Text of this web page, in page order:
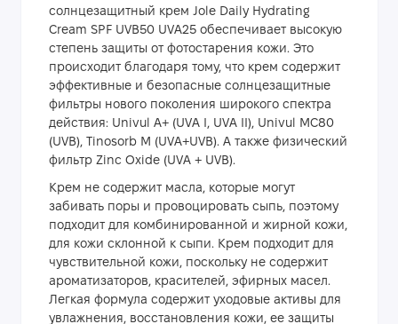
солнцезащитный крем Jole Daily Hydrating
Cream SPF UVB50 UVA25 обеспечивает высокую
степень защиты от фотостарения кожи. Это
происходит благодаря тому, что крем содержит
эффективные и безопасные солнцезащитные
фильтры нового поколения широкого спектра
действия: Univul A+ (UVA I, UVA II), Univul MC80
(UVB), Tinosorb M (UVA+UVB). А также физический
фильтр Zinс Oxide (UVA + UVB).
Крем не содержит масла, которые могут
забивать поры и провоцировать сыпь, поэтому
подходит для комбинированной и жирной кожи,
для кожи склонной к сыпи. Крем подходит для
чувствительной кожи, поскольку не содержит
ароматизаторов, красителей, эфирных масел.
Легкая формула содержит уходовые активы для
увлажнения, восстановления кожи, ее защиты